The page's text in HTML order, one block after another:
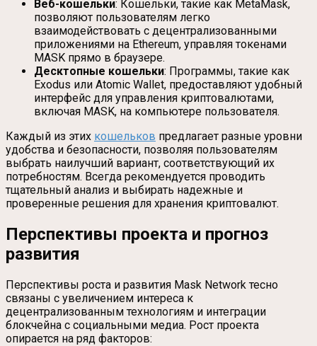
Веб-кошельки: Кошельки, такие как MetaMask,
позволяют пользователям легко
взаимодействовать с децентрализованными
приложениями на Ethereum, управляя токенами
MASK прямо в браузере.
Десктопные кошельки: Программы, такие как
Exodus или Atomic Wallet, предоставляют удобный
интерфейс для управления криптовалютами,
включая MASK, на компьютере пользователя.
Каждый из этих кошельков предлагает разные уровни
удобства и безопасности, позволяя пользователям
выбрать наилучший вариант, соответствующий их
потребностям. Всегда рекомендуется проводить
тщательный анализ и выбирать надежные и
проверенные решения для хранения криптовалют.
Перспективы проекта и прогноз
развития
Перспективы роста и развития Mask Network тесно
связаны с увеличением интереса к
децентрализованным технологиям и интеграции
блокчейна с социальными медиа. Рост проекта
опирается на ряд факторов: